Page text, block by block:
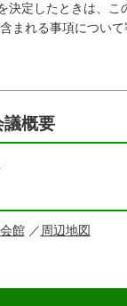
決定したときは、こ
含まれる事項につい
議概要
館／ 周辺地図